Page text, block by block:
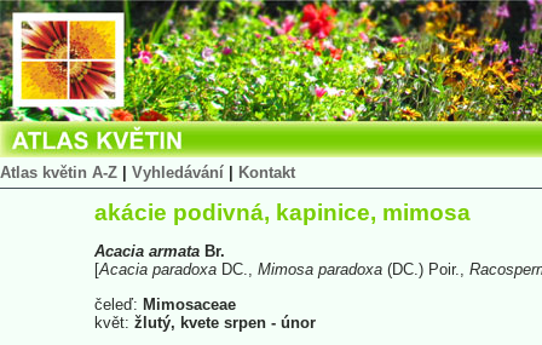
Atlas květin A-Z Vyhledávání Kontakt
akácie podivná, kapinice, mimosa
Acacia armata Br.
[Acacia paradoxa DC., Mimosa paradoxa (DC.) Poir.,
čeleď: Mimosaceae
květ: žlutý, kvete srpen - únor